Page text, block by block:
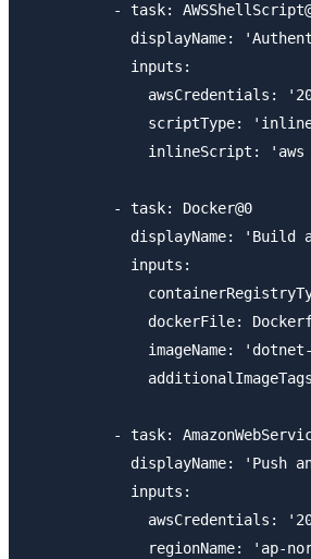
- task:
displayName:
            inputs:
awsCredentials:
scriptType:
inlineScript:
          - task: Docker@0
displayName: 'Build
            inputs:
dockerFile:
imageName:
- task:
displayName: 'Push
            inputs:
awsCredentials:
regionName: 'ap-